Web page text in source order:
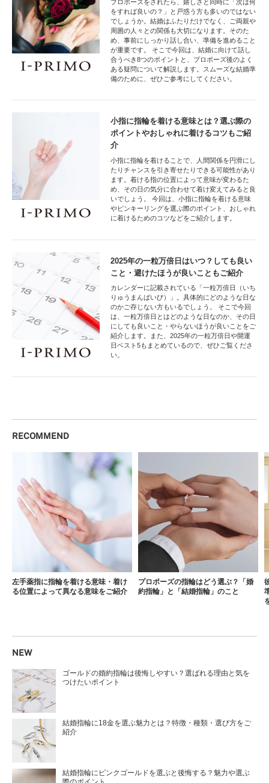
プロポーズをされたら、嬉しさと同時に「次は何
をすれば良いの？」と戸惑う方も多いのではない
でしょうか。結婚はふたりだけでなく、ご両親や
周囲の人々との関係も大切になります。そのた
め、事前にしっかり話し合い、準備を進めること
が重要です。 そこで今回は、結婚に向けて話し
合うべき8つのポイントと、プロポーズ後のよく
ある疑問について解説します。スムーズな結婚準
備のために、ぜひご参考にしてください。
小指に指輪を着ける意味とは？選ぶ際の
ポイントやおしゃれに着けるコツもご紹
介
小指に指輪を着けることで、人間関係を円滑にし
たりチャンスを引き寄せたりできる可能性があり
ます。着ける指の位置によって意味が変わるた
め、その日の気分に合わせて着け変えてみると良
いでしょう。 今回は、小指に指輪を着ける意味
やピンキーリングを選ぶ際のポイント、おしゃれ
に着けるためのコツなどをご紹介します。
2025年の一粒万倍日はいつ？しても良い
こと・避けたほうが良いこともご紹介
カレンダーに記載されている「一粒万倍日（いち
りゅうまんばいび）」。具体的にどのような日な
のかご存じない方もいるでしょう。 そこで今回
は、一粒万倍日とはどのような日なのか、その日
にしても良いこと・やらないほうが良いことをご
紹介します。また、2025年の一粒万倍日や開運
日ベスト5もまとめているので、ぜひご覧くださ
い。
RECOMMEND
左手薬指に指輪を着ける意味・着け
る位置によって異なる意味をご紹介
プロポーズの指輪はどう選ぶ？「婚
約指輪」と「結婚指輪」のこと
NEW
ゴールドの婚約指輪は後悔しやすい？選ばれる理由と気を
つけたいポイント
結婚指輪に18金を選ぶ魅力とは？特徴・種類・選び方をご
紹介
結婚指輪にピンクゴールドを選ぶと後悔する？魅力や選ぶ